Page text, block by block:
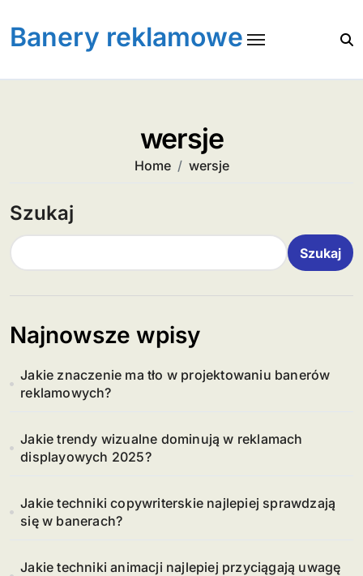
content
Banery reklamowe
wersje
Home wersje
Szukaj
Szukaj
Najnowsze wpisy
Jakie znaczenie ma tło w projektowaniu banerów
reklamowych?
Jakie trendy wizualne dominują w reklamach
displayowych 2025?
Jakie techniki copywriterskie najlepiej sprawdzają
się w banerach?
Jakie techniki animacji najlepiej przyciągają uwagę